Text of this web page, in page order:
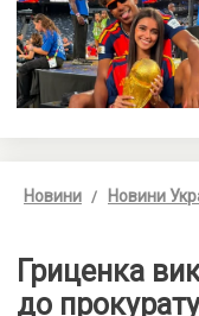
Новини Новини
Гриценка
до